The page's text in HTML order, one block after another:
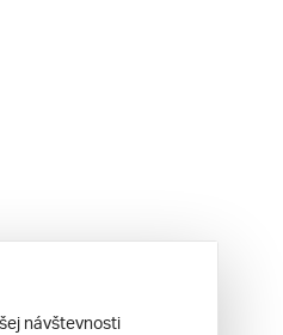
návštevnosti